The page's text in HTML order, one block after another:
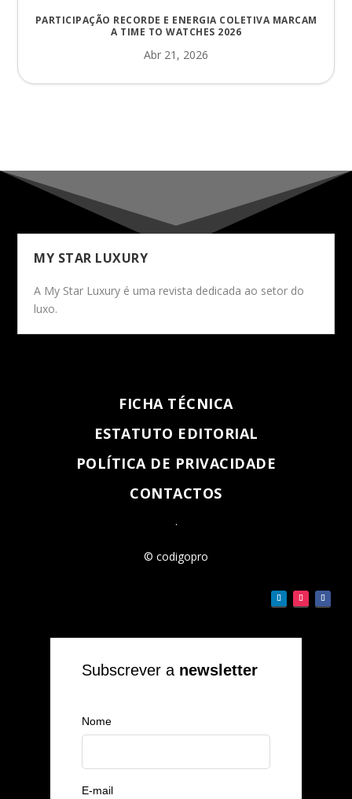
PARTICIPAÇÃO RECORDE E ENERGIA COLETIVA MARCAM
A TIME TO WATCHES 2026
Abr 21, 2026
MY STAR LUXURY
A My Star Luxury é uma revista dedicada ao setor do
luxo.
FICHA TÉCNICA
ESTATUTO EDITORIAL
POLÍTICA DE PRIVACIDADE
CONTACTOS
.
© codigopro
Subscrever a newsletter
Nome
E-mail